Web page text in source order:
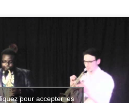
pour accepter les